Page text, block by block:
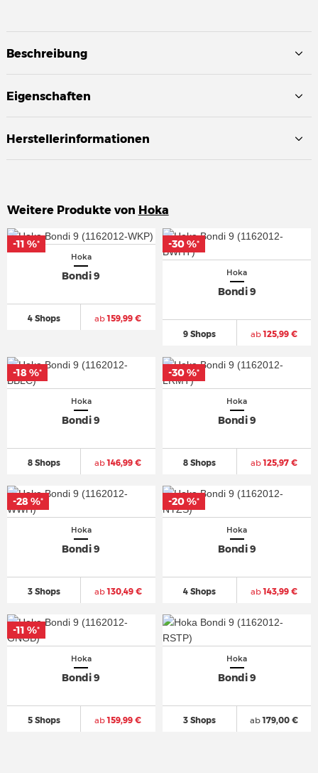
Beschreibung
Eigenschaften
Herstellerinformationen
Weitere Produkte von Hoka
Hoka
Bondi 9
4 Shops ab159,99 €
-11 %*
-11 %*
Hoka
Bondi 9
9 Shops ab125,99 €
-30 %*
-30 %*
Hoka
Bondi 9
8 Shops ab146,99 €
-18 %*
-18 %*
Hoka
Bondi 9
8 Shops ab125,97 €
-30 %*
-30 %*
Hoka
Bondi 9
3 Shops ab130,49 €
-28 %*
-28 %*
Hoka
Bondi 9
4 Shops ab143,99 €
-20 %*
-20 %*
Hoka
Bondi 9
5 Shops ab159,99 €
-11 %*
-11 %*
Hoka
Bondi 9
3 Shops ab179,00 €